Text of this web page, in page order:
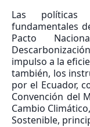
Las
fundamentales
Pacto
impulso a la
también, los
por el Ecuador,
Convención del
Cambio
Sostenible,